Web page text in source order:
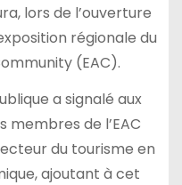
lors de l’ouverture
régionale du
(EAC).
a signalé aux
de l’EAC
du tourisme en
ajoutant à cet